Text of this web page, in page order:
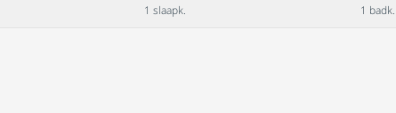
1 slaapk. 1 badk.